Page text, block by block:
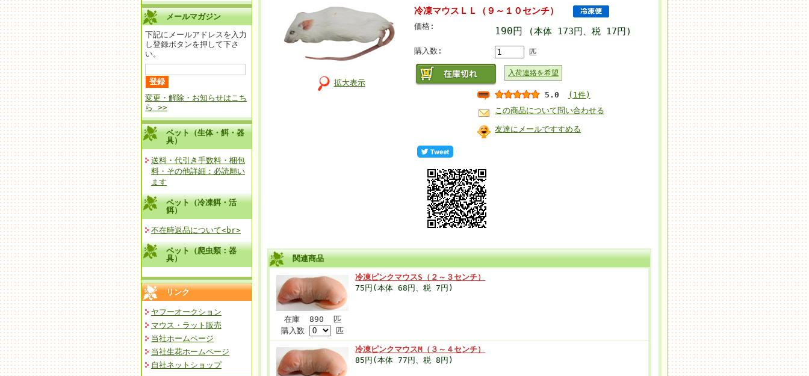
メールマガジン
下記にメールアドレスを入力
し登録ボタンを押して下さ
い。
変更・解除・お知らせはこち
ら >>
ペット（生体・餌・器
具）
送料・代引き手数料・梱包
料・その他詳細：必読願い
ます
ペット（冷凍餌・活
餌）
不在時返品について<br>
ペット（爬虫類：器
具）
リンク
ヤフーオークション
マウス・ラット販売
当社ホームページ
当社生花ホームページ
自社ネットショップ
拡大表示
冷凍マウスＬＬ（９～１０センチ）
価格: 190円 (本体 173円、税 17円)
購入数: 匹
入荷連絡を希望
5.0
(1件)
この商品について問い合わせる
友達にメールですすめる
関連商品
在庫 890 匹
購入数
匹
冷凍ピンクマウスS（２～３センチ）
75円(本体 68円、税 7円)
冷凍ピンクマウスM（３～４センチ）
85円(本体 77円、税 8円)